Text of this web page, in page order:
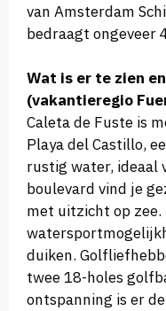
van Amsterdam
bedraagt ongeveer
Wat is er te zien
(vakantieregio
Caleta de Fuste is
Playa del Castillo,
rustig water, ideaal
boulevard vind je
met uitzicht op
duiken.
twee 18-holes
ontspanning is er